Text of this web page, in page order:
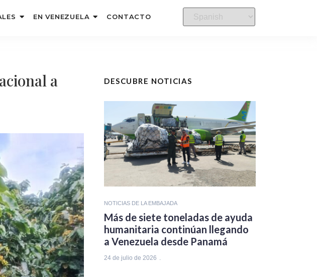
EN VENEZUELA CONTACTO
a
DESCUBRE NOTICIAS
NOTICIAS DE LA EMBAJADA
Más de siete toneladas de ayuda
humanitaria continúan llegando
a Venezuela desde Panamá
24 de julio de 2026